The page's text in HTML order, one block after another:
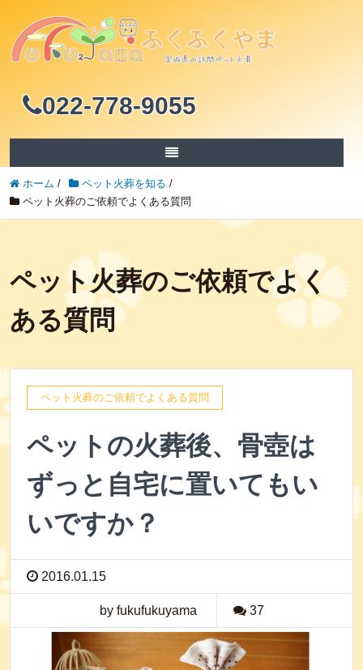
022-778-9055
ホーム / ペット火葬を知る /
ペット火葬のご依頼でよくある質問
ペット火葬のご依頼でよく
ある質問
ペット火葬のご依頼でよくある質問
ペットの火葬後、骨壺は
ずっと自宅に置いてもい
いですか？
2016.01.15
by fukufukuyama 37